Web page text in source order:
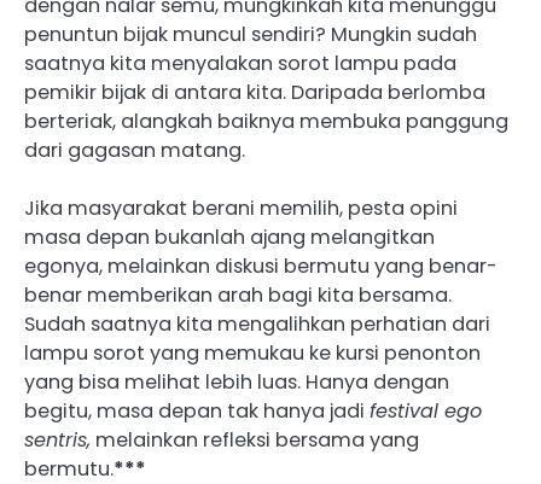
penuntun bijak muncul sendiri? Mungkin sudah
saatnya kita menyalakan sorot lampu pada
pemikir bijak di antara kita. Daripada berlomba
berteriak, alangkah baiknya membuka panggung
dari gagasan matang.
Jika masyarakat berani memilih, pesta opini
masa depan bukanlah ajang melangitkan
egonya, melainkan diskusi bermutu yang benar-
benar memberikan arah bagi kita bersama.
Sudah saatnya kita mengalihkan perhatian dari
lampu sorot yang memukau ke kursi penonton
yang bisa melihat lebih luas. Hanya dengan
begitu, masa depan tak hanya jadi festival ego
sentris, melainkan refleksi bersama yang
bermutu.***